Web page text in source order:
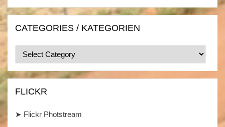
CATEGORIES / KATEGORIEN
Categories
/
Kategorien
FLICKR
➤ Flickr Photstream